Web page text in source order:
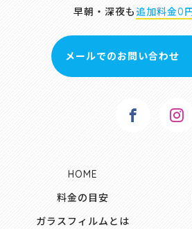
早朝・深夜も 追加料金0
メールでのお問い合わせ
HOME
料金の目安
ガラスフィルムとは